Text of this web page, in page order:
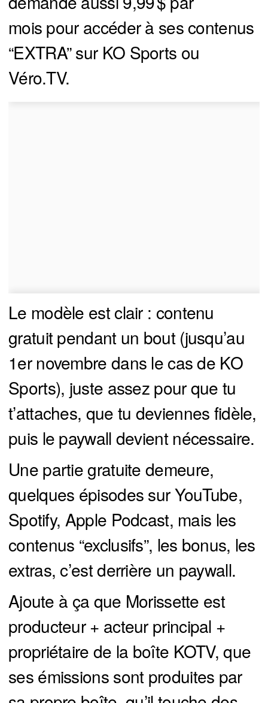
mois pour accéder à ses contenus
“EXTRA” sur KO Sports ou
Véro.TV.
Le modèle est clair : contenu
gratuit pendant un bout (jusqu’au
1er novembre dans le cas de KO
Sports), juste assez pour que tu
t’attaches, que tu deviennes fidèle,
puis le paywall devient nécessaire.
Une partie gratuite demeure,
quelques épisodes sur YouTube,
Spotify, Apple Podcast, mais les
contenus “exclusifs”, les bonus, les
extras, c’est derrière un paywall.
Ajoute à ça que Morissette est
producteur + acteur principal +
propriétaire de la boîte KOTV, que
ses émissions sont produites par